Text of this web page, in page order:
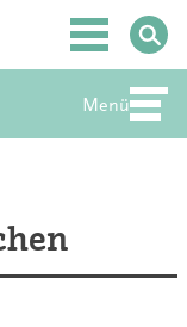
Hauptmenü
Menü